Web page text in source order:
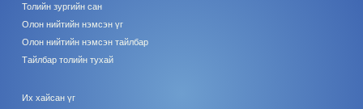
Толийн зургийн сан
Олон нийтийн нэмсэн үг
Олон нийтийн нэмсэн тайлбар
Тайлбар толийн тухай
Их хайсан үг